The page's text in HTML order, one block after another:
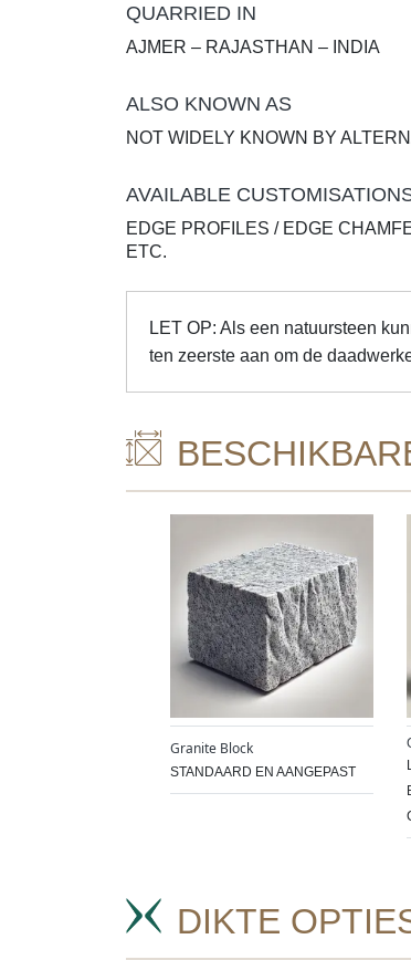
QUARRIED IN
AJMER – RAJASTHAN – INDIA
ALSO KNOWN AS
NOT WIDELY KNOWN BY
AVAILABLE
EDGE PROFILES / EDGE
ETC.
LET OP: Als een natuursteen
ten zeerste aan om de
Granite Block
STANDAARD EN AANGEPAST
DIKTE